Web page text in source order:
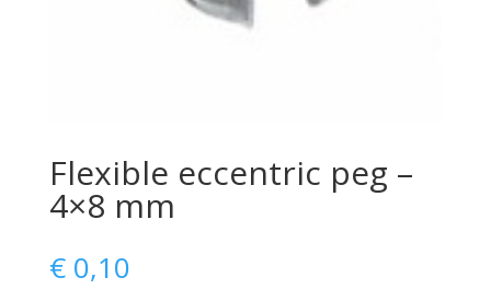
Flexible eccentric peg –
4×8 mm
€0,10